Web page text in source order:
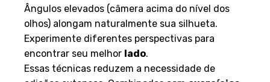
Ângulos elevados (câmera acima do nível dos
olhos) alongam naturalmente sua silhueta.
Experimente diferentes perspectivas para
encontrar seu melhor lado.
Essas técnicas reduzem a necessidade de